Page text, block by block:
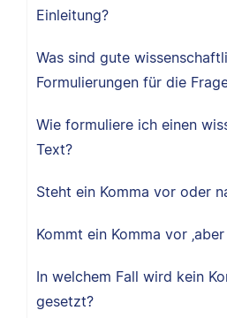
Einleitung?
Was sind gute
Formulierungen für die
Wie formuliere ich einen
Text?
Steht ein Komma vor oder
Kommt ein Komma vor ‚aber
In welchem Fall wird kein
gesetzt?